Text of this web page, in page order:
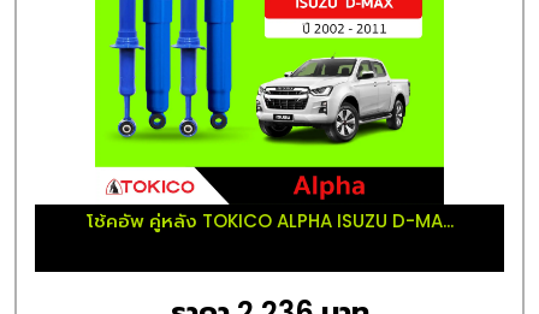
โช้คอัพ คู่หลัง TOKICO ALPHA ISUZU D-MA...